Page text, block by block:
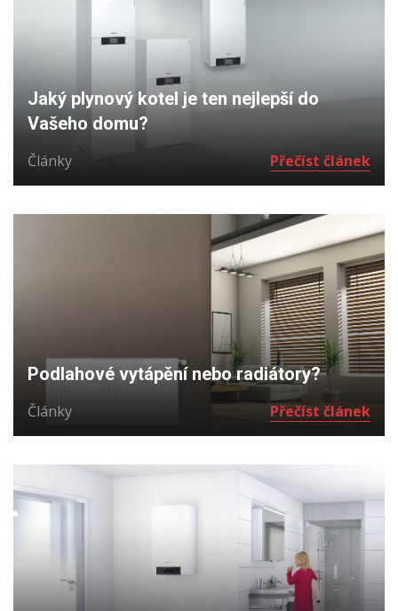
Jaký plynový kotel je ten nejlepší do
Vašeho domu?
Články Přečíst článek
Podlahové vytápění nebo radiátory?
Články Přečíst článek